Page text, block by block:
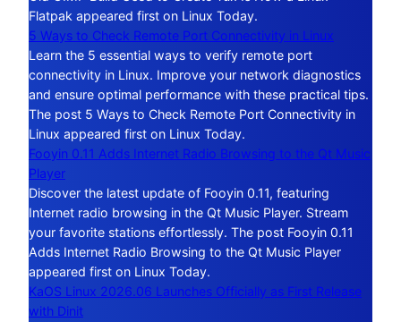
Flatpak appeared first on Linux Today.
5 Ways to Check Remote Port Connectivity in Linux
Learn the 5 essential ways to verify remote port
connectivity in Linux. Improve your network diagnostics
and ensure optimal performance with these practical tips.
The post 5 Ways to Check Remote Port Connectivity in
Linux appeared first on Linux Today.
Fooyin 0.11 Adds Internet Radio Browsing to the Qt Music
Player
Discover the latest update of Fooyin 0.11, featuring
Internet radio browsing in the Qt Music Player. Stream
your favorite stations effortlessly. The post Fooyin 0.11
Adds Internet Radio Browsing to the Qt Music Player
appeared first on Linux Today.
KaOS Linux 2026.06 Launches Officially as First Release
with Dinit